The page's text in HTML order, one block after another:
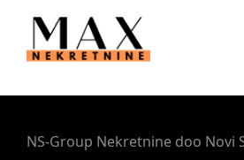
NS-Group Nekretnine doo Novi